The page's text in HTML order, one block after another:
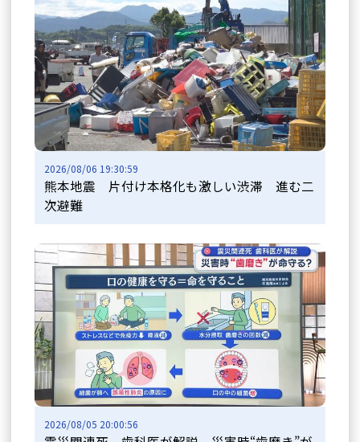
2026/08/06 19:30:59
熊本地震 片付け本格化も激しい渋滞 進む二
次避難
2026/08/05 20:00:56